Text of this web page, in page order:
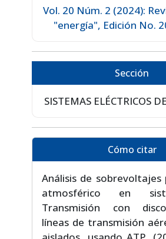
Vol. 20 Núm. 2 (2024):
"energía", Edición No.
Sección
SISTEMAS ELÉCTRICOS
Cómo citar
Análisis de sobrevoltajes
atmosférico en
Transmisión con
líneas de transmisión